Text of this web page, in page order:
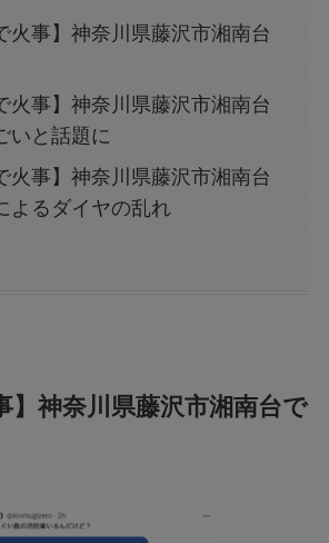
火事】神奈川県藤沢市湘南台
火事】神奈川県藤沢市湘南台
いと話題に
火事】神奈川県藤沢市湘南台
よるダイヤの乱れ
】神奈川県藤沢市湘南台で